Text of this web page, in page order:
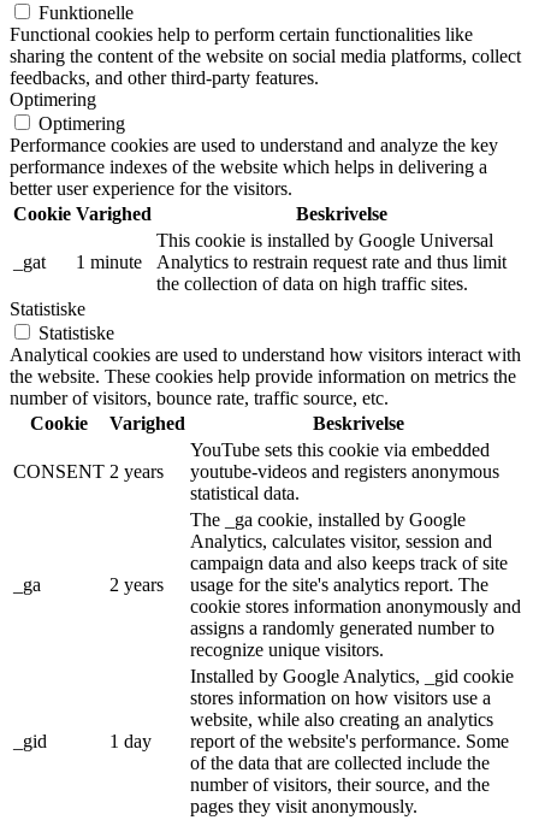
Funktionelle
Functional cookies help to perform certain functionalities like
sharing the content of the website on social media platforms, collect
feedbacks, and other third-party features.
Optimering
Optimering
Performance cookies are used to understand and analyze the key
performance indexes of the website which helps in delivering a
better user experience for the visitors.
Cookie Varighed Beskrivelse
_gat 1 minute
This cookie is installed by Google Universal
Analytics to restrain request rate and thus limit
the collection of data on high traffic sites.
Statistiske
Statistiske
Analytical cookies are used to understand how visitors interact with
the website. These cookies help provide information on metrics the
number of visitors, bounce rate, traffic source, etc.
Cookie
Varighed Beskrivelse
CONSENT 2 years
YouTube sets this cookie via embedded
youtube-videos and registers anonymous
statistical data.
_ga 2 years
The _ga cookie, installed by Google
Analytics, calculates visitor, session and
campaign data and also keeps track of site
usage for the site's analytics report. The
cookie stores information anonymously and
assigns a randomly generated number to
recognize unique visitors.
_gid 1 day
Installed by Google Analytics, _gid cookie
stores information on how visitors use a
website, while also creating an analytics
report of the website's performance. Some
of the data that are collected include the
number of visitors, their source, and the
pages they visit anonymously.